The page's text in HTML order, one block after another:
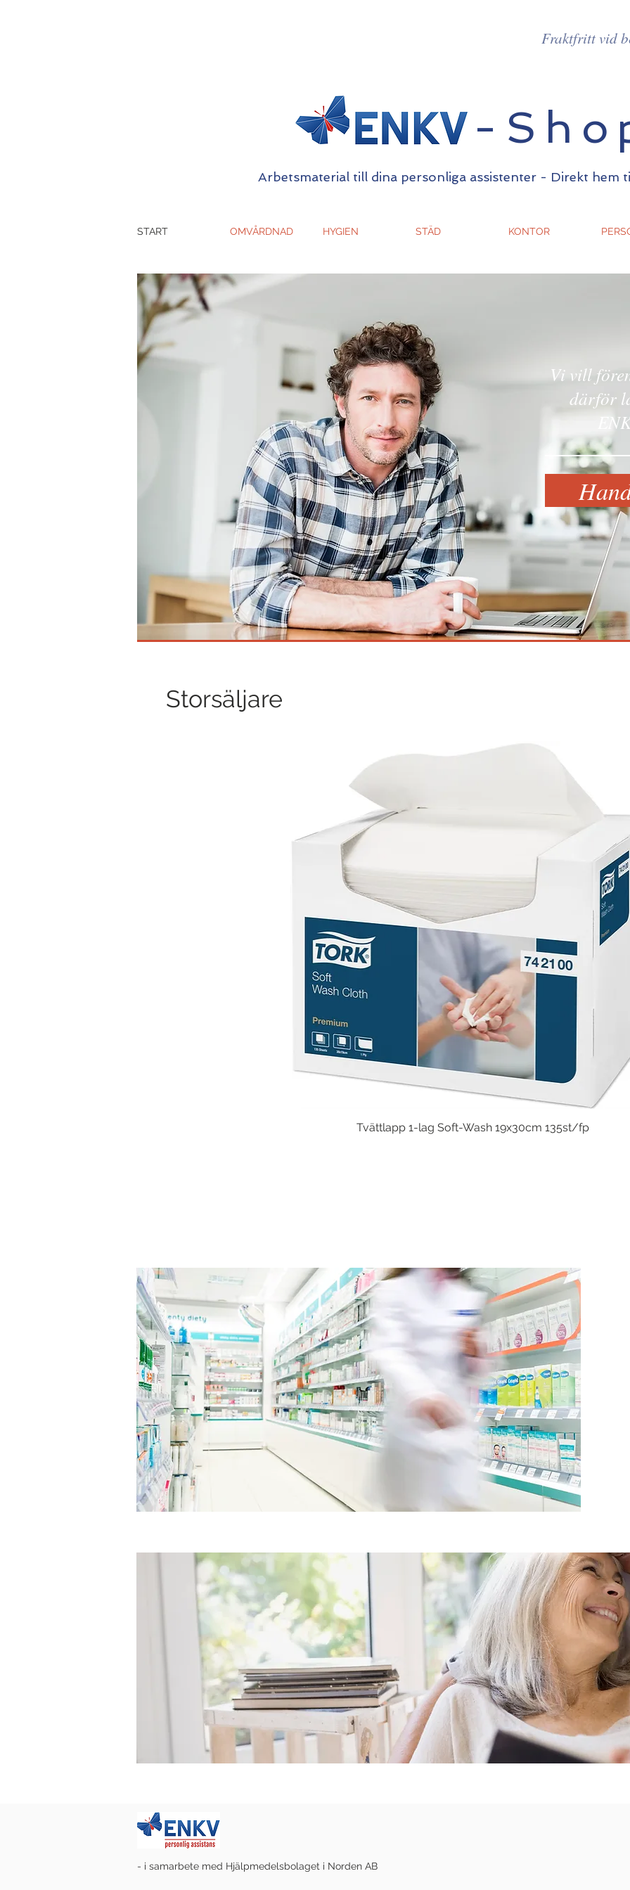
Fraktfritt vid
-
Arbetsmaterial till dina personliga assistenter - Direkt hem
START OMVÅRDNAD HYGIEN STÄD KONTOR
Vi vill
därför
Storsäljare
Snabbvisning
Tvättlapp 1-lag Soft-Wash 19x30cm 135st/fp
- i samarbete med Hjälpmedelsbolaget i Norden AB